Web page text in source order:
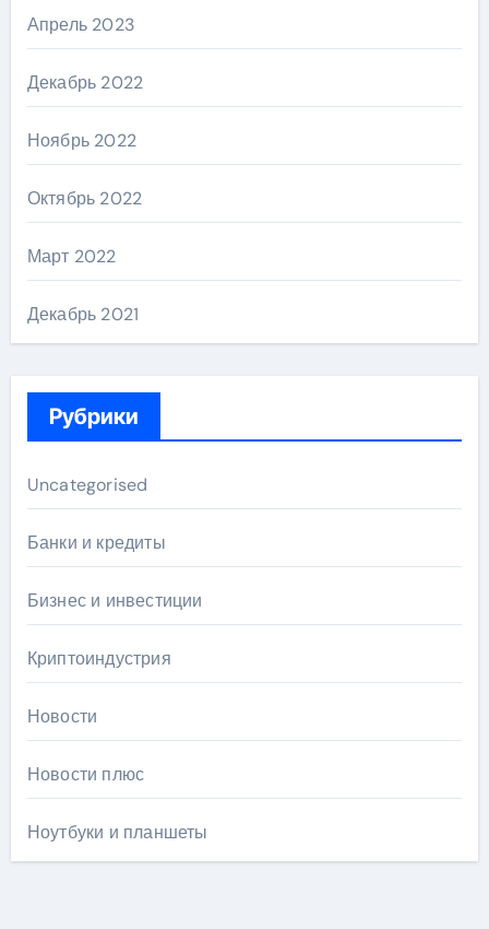
Апрель 2023
Декабрь 2022
Ноябрь 2022
Октябрь 2022
Март 2022
Декабрь 2021
Рубрики
Uncategorised
Банки и кредиты
Бизнес и инвестиции
Криптоиндустрия
Новости
Новости плюс
Ноутбуки и планшеты